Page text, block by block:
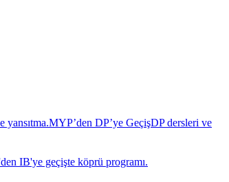
yansıtma.MYP’den DP’ye GeçişDP dersleri ve
IB'ye geçişte köprü programı.